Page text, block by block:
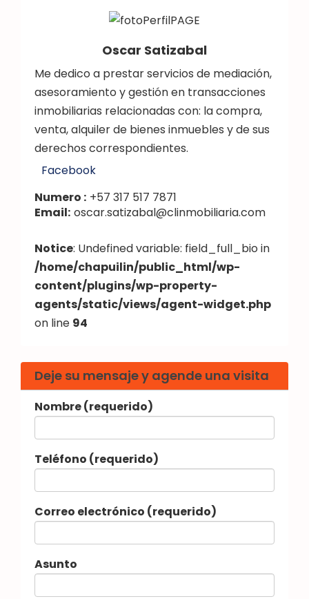
Oscar Satizabal
Me dedico a prestar servicios de mediación,
asesoramiento y gestión en transacciones
inmobiliarias relacionadas con: la compra,
venta, alquiler de bienes inmuebles y de sus
derechos correspondientes.
Facebook
Numero : +57 317 517 7871
Email: oscar.satizabal@clinmobiliaria.com
Notice: Undefined variable: field_full_bio in
/home/chapuilin/public_html/wp-
content/plugins/wp-property-
agents/static/views/agent-widget.php
on line 94
Deje su mensaje y agende una visita
Nombre (requerido)
Teléfono (requerido)
Correo electrónico (requerido)
Asunto